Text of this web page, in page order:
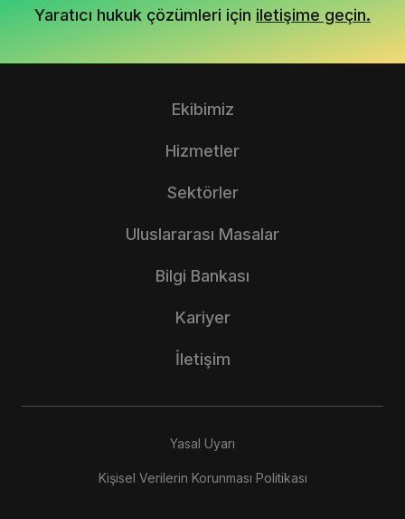
Yaratıcı hukuk çözümleri için iletişime geçin.
Ekibimiz
Hizmetler
Sektörler
Uluslararası Masalar
Bilgi Bankası
Kariyer
İletişim
Yasal Uyarı
Kişisel Verilerin Korunması Politikası